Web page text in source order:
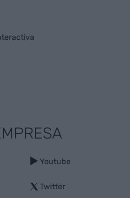
Youtube
Twitter